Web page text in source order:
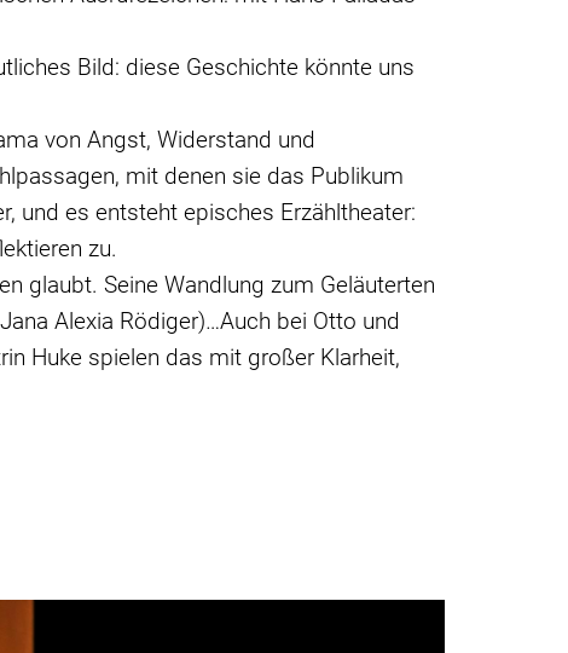
Bild: diese Geschichte könnte uns
von Angst, Widerstand und
mit denen sie das Publikum
und es entsteht episches Erzähltheater:
zu.
glaubt. Seine Wandlung zum Geläuterten
Alexia Rödiger)…Auch bei Otto und
Huke spielen das mit großer Klarheit,